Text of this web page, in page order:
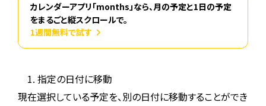
カレンダーアプリ「months」なら、月の予定と1日の予定
をまるごと縦スクロールで。
1週間無料で試す
1. 指定の日付に移動
現在選択している予定を、別の日付に移動することができ